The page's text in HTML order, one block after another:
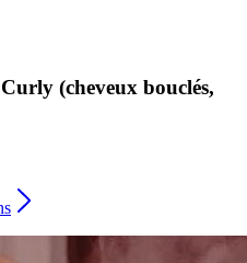
(cheveux bouclés,